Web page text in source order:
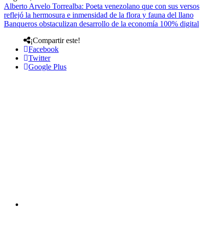
Alberto Arvelo Torrealba: Poeta venezolano que con sus versos
reflejó la hermosura e inmensidad de la flora y fauna del llano
Banqueros obstaculizan desarrollo de la economía 100% digital
¡Compartir este!
Facebook
Twitter
Google Plus